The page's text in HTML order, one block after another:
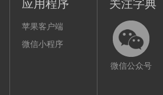
应用程序
苹果客户端
微信小程序
关注字典
微信公众号